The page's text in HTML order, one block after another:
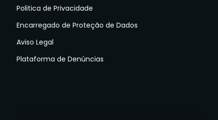
Politica de Privacidade
Encarregado de Proteção de Dados
Aviso Legal
Plataforma de Denúncias